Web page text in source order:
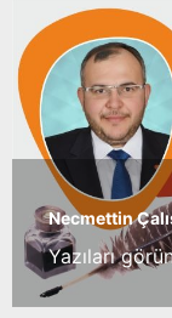
Necmettin
Yazıları